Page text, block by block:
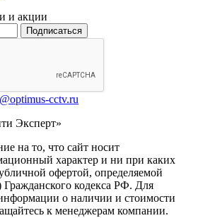
и акции
Подписаться
cctv.ru
Эксперт»
на то, что сайт носит
характер и ни при каких
офертой, определяемой
кодекса РФ. Для
о наличии и стоимости
к менеджерам компании.